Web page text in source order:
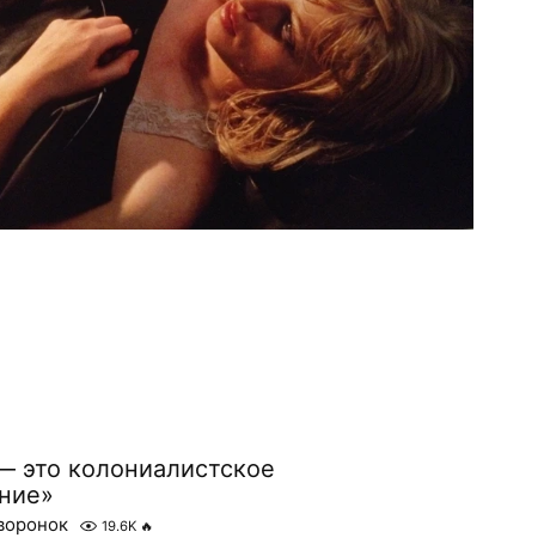
это колониалистское
19.6K 🔥